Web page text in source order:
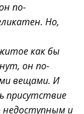
по-
Но,
как бы
он по-
вещами. И
присутствие
недоступным и